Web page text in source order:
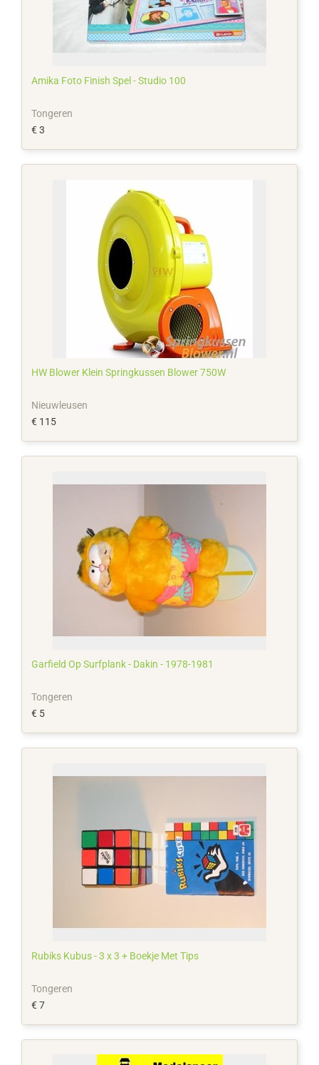
Amika Foto Finish Spel - Studio 100
Tongeren
€ 3
HW Blower Klein Springkussen Blower 750W
Nieuwleusen
€ 115
Garfield Op Surfplank - Dakin - 1978-1981
Tongeren
€ 5
Rubiks Kubus - 3 x 3 + Boekje Met Tips
Tongeren
€ 7